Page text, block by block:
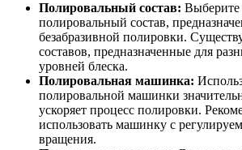
Полировальный состав: Выберите
полировальный состав,
безабразивной полировки.
составов, предназначенные для
уровней блеска.
Полировальная машинка:
полировальной машинки
ускоряет процесс полировки.
использовать машинку с
вращения.